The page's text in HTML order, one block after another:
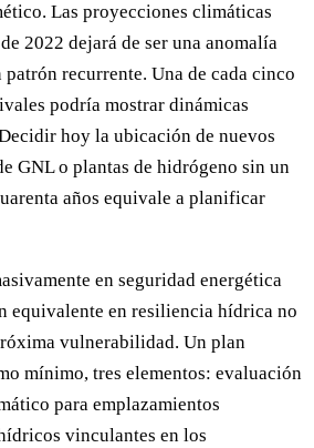
Las proyecciones climáticas
2022 dejará de ser una anomalía
recurrente. Una de cada cinco
podría mostrar dinámicas
hoy la ubicación de nuevos
GNL o plantas de hidrógeno sin un
años equivale a planificar
en seguridad energética
equivalente en resiliencia hídrica no
vulnerabilidad. Un plan
mínimo, tres elementos: evaluación
para emplazamientos
vinculantes en los